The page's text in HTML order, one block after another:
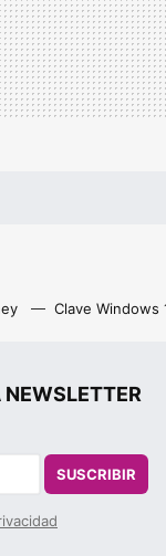
Clave Windows
SUSCRIBIR